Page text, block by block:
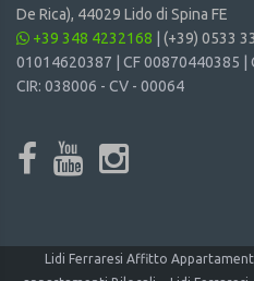
De Rica), 44029 Lido di Spina FE
+39 348 4232168
(+39) 0533
01014620387 | CF 00870440385 |
CIR: 038006 - CV - 00064
Lidi Ferraresi Affitto